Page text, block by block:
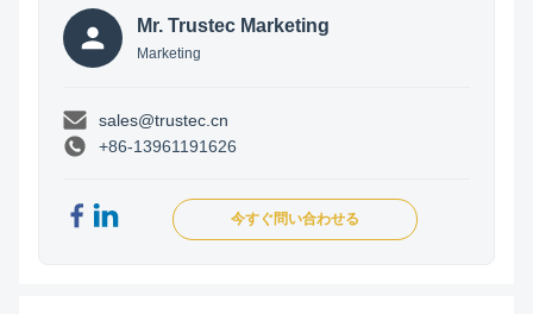
Mr. Trustec Marketing
Marketing
sales@trustec.cn
+86-13961191626
今すぐ問い合わせる